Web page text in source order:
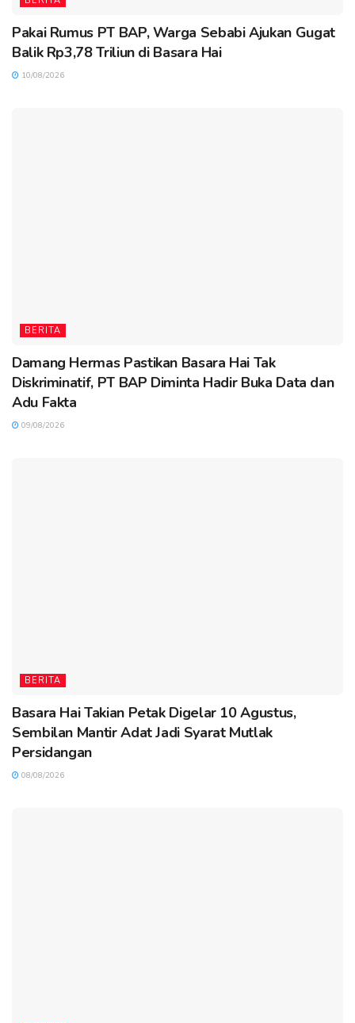
Pakai Rumus PT BAP, Warga Sebabi Ajukan Gugat
Balik Rp3,78 Triliun di Basara Hai
10/08/2026
BERITA
Damang Hermas Pastikan Basara Hai Tak
Diskriminatif, PT BAP Diminta Hadir Buka Data dan
Adu Fakta
09/08/2026
BERITA
Basara Hai Takian Petak Digelar 10 Agustus,
Sembilan Mantir Adat Jadi Syarat Mutlak
Persidangan
08/08/2026